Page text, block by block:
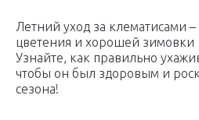
Летний уход за клематисами
цветения и хорошей зимовки
Узнайте, как правильно
чтобы он был здоровым и
сезона!